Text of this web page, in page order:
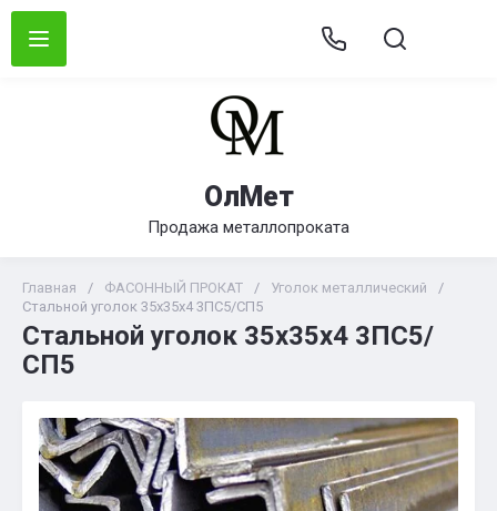
ОлМет
Продажа металлопроката
Главная / ФАСОННЫЙ ПРОКАТ / Уголок металлический
/
Стальной уголок 35х35х4 3ПС5/СП5
Стальной уголок 35х35х4 3ПС5/
СП5